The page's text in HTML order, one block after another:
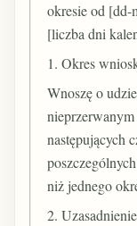
okresie od
[liczba dni
1. Okres
Wnoszę o
następujących
niż jednego
2.